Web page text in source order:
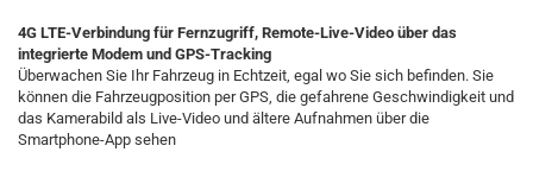
4G LTE-Verbindung für Fernzugriff, Remote-Live-Video über das
integrierte Modem und GPS-Tracking
Überwachen Sie Ihr Fahrzeug in Echtzeit, egal wo Sie sich befinden. Sie
können die Fahrzeugposition per GPS, die gefahrene Geschwindigkeit und
das Kamerabild als Live-Video und ältere Aufnahmen über die
Smartphone-App sehen